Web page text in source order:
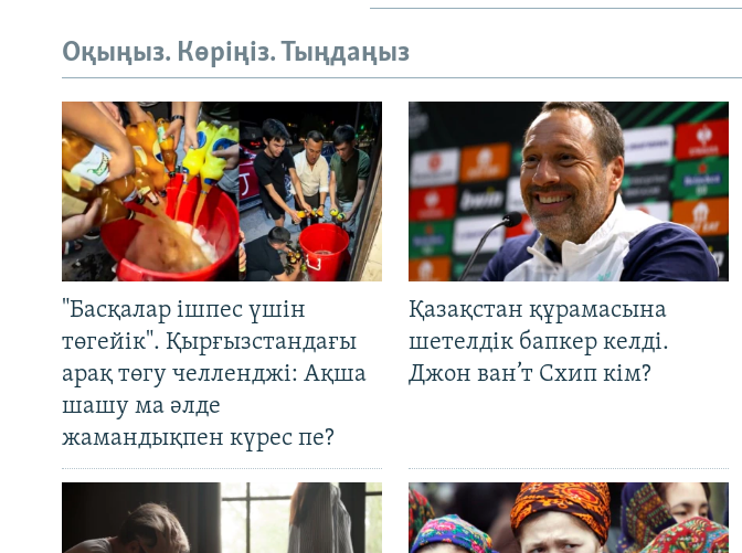
Оқыңыз. Көріңіз. Тыңдаңыз
"Басқалар ішпес үшін
төгейік". Қырғызстандағы
арақ төгу челленджі: Ақша
шашу ма әлде
жамандықпен күрес пе?
Қазақстан құрамасына
шетелдік бапкер келді.
Джон ван’т Схип кім?